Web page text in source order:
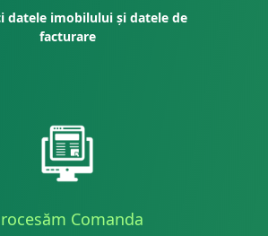
datele imobilului și datele de
facturare
Comanda